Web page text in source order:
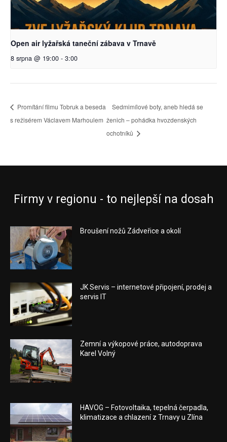
Open air lyžařská taneční zábava v Trnavě
8 srpna @ 19:00 - 3:00
Promítání filmu Tobruk a beseda
s režisérem Václavem Marhoulem
Sedmimílové boty, aneb hledá se
ženich – pohádka hvozdenských
ochotníků
Firmy v regionu - to nejlepší na dosah
Broušení nožů Zádveřice a okolí
JK Servis – internetové připojení, prodej a
servis IT
Zemní a výkopové práce, autodoprava
Karel Volný
HAVOG – Fotovoltaika, tepelná čerpadla,
klimatizace a chlazení z Trnavy u Zlína